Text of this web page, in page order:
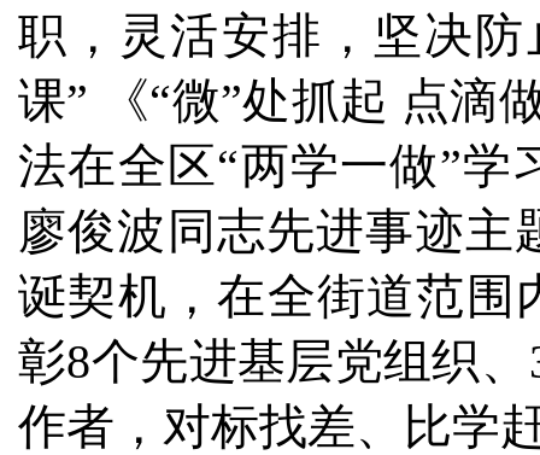
职，灵活安排，坚决
课” 《“微”处抓起 点滴
法在全区“两学一做”学
廖俊波同志先进事迹主
诞契机，在全街道范围
彰8个先进基层党组织
作者，对标找差、比学